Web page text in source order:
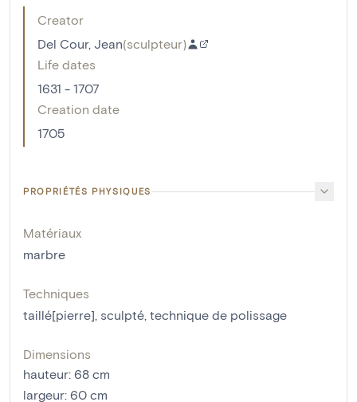
Creator
Del Cour, Jean(sculpteur)
Life dates
1631 - 1707
Creation date
1705
PROPRIÉTÉS PHYSIQUES
Matériaux
marbre
Techniques
taillé[pierre], sculpté, technique de polissage
Dimensions
hauteur: 68 cm
largeur: 60 cm